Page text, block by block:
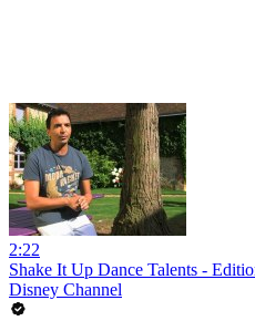
2:22
Shake It Up Dance Talents -
Disney Channel